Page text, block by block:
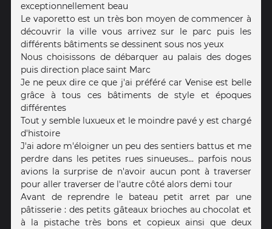
exceptionnellement beau
Le vaporetto est un très bon moyen de commencer à
découvrir la ville vous arrivez sur le parc puis les
différents bâtiments se dessinent sous nos yeux
Nous choisissons de débarquer au palais des doges
puis direction place saint Marc
Je ne peux dire ce que j'ai préféré car Venise est belle
grâce à tous ces bâtiments de style et époques
différentes
Tout y semble luxueux et le moindre pavé y est chargé
d'histoire
J'ai adore m'éloigner un peu des sentiers battus et me
perdre dans les petites rues sinueuses... parfois nous
avions la surprise de n'avoir aucun pont à traverser
pour aller traverser de l'autre côté alors demi tour
Avant de reprendre le bateau petit arret par une
pâtisserie : des petits gâteaux brioches au chocolat et
à la pistache très bons et copieux ainsi que deux